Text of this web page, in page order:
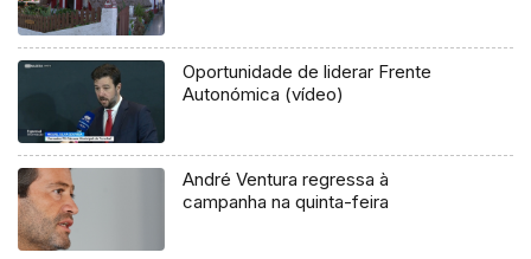
Oportunidade de liderar Frente
Autonómica (vídeo)
André Ventura regressa à
campanha na quinta-feira